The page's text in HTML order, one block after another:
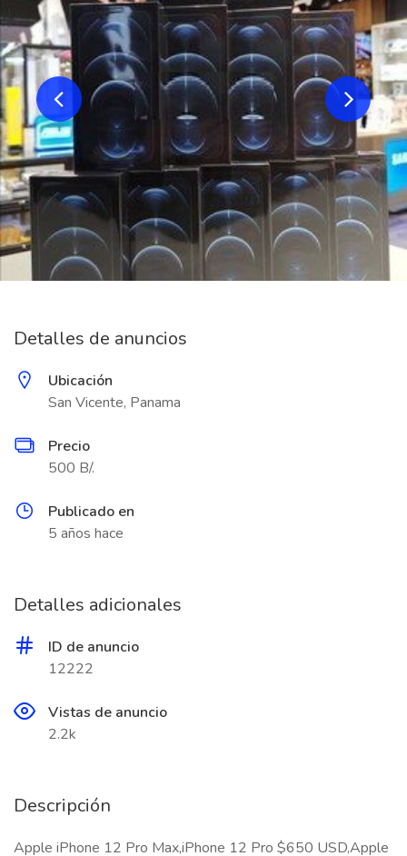
Detalles de anuncios
Ubicación
San Vicente, Panama
Precio
500 B/.
Publicado en
5 años hace
Detalles adicionales
ID de anuncio
12222
Vistas de anuncio
2.2k
Descripción
Apple iPhone 12 Pro Max,iPhone 12 Pro $650 USD,Apple